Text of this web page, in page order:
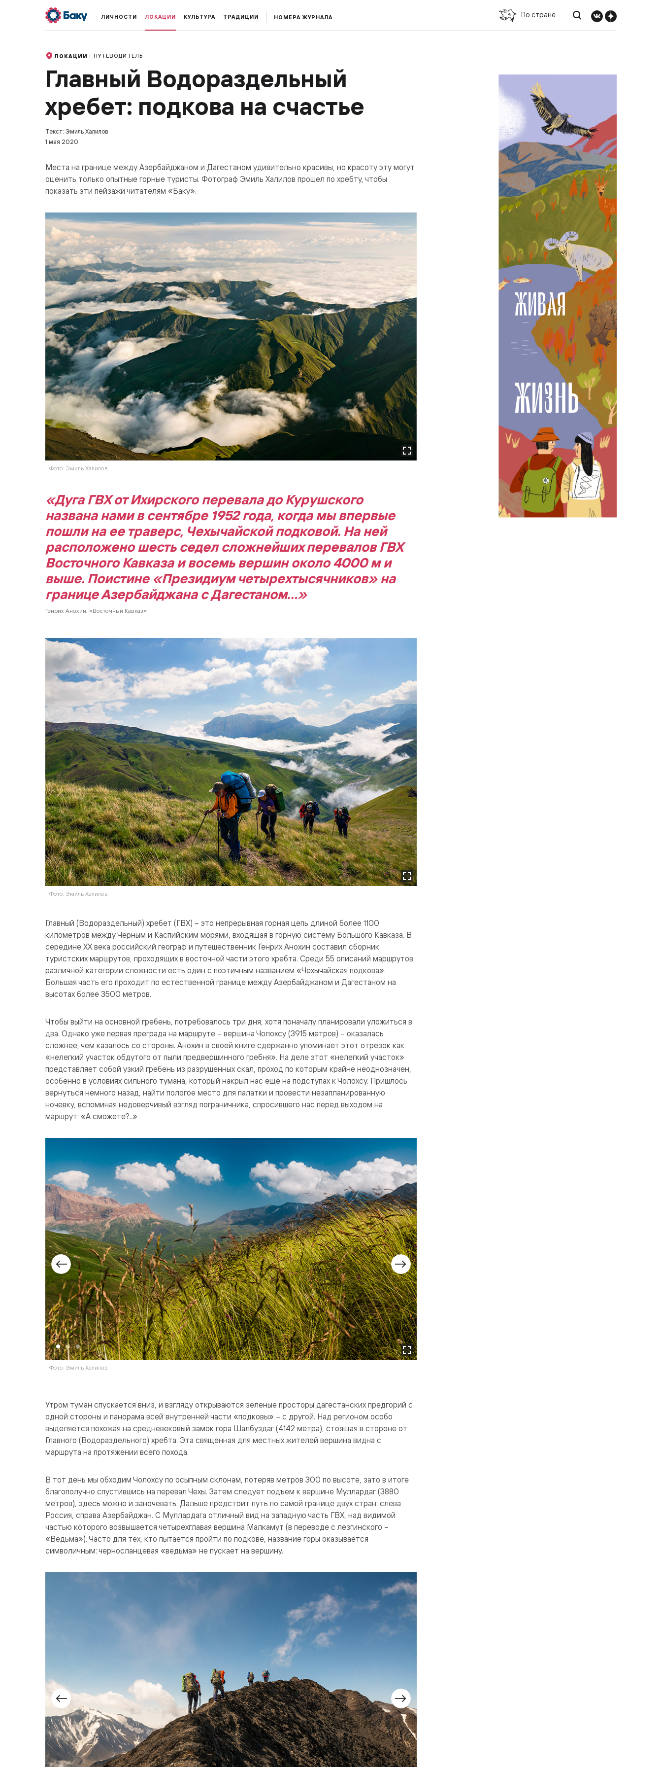
ЛИЧНОСТИ ЛОКАЦИИ КУЛЬТУРА ТРАДИЦИИ НОМЕРА ЖУРНАЛА По стране
ЛОКАЦИИ ПУТЕВОДИТЕЛЬ
Главный Водораздельный
хребет: подкова на счастье
Текст: Эмиль Халилов
1 мая 2020
Места на границе между Азербайджаном и Дагестаном удивительно красивы, но красоту эту могут
оценить только опытные горные туристы. Фотограф Эмиль Халилов прошел по хребту, чтобы
показать эти пейзажи читателям «Баку».
Фото: Эмиль Халилов
«Дуга ГВХ от Ихирского перевала до Курушского
названа нами в сентябре 1952 года, когда мы впервые
пошли на ее траверс, Чехычайской подковой. На ней
расположено шесть седел сложнейших перевалов ГВХ
Восточного Кавказа и восемь вершин около 4000 м и
выше. Поистине «Президиум четырехтысячников» на
границе Азербайджана с Дагестаном…»
Генрих Анохин, «Восточный Кавказ»
Фото: Эмиль Халилов
Главный (Водораздельный) хребет (ГВХ) – это непрерывная горная цепь длиной более 1100
километров между Черным и Каспийским морями, входящая в горную систему Большого Кавказа. В
середине ХХ века российский географ и путешественник Генрих Анохин составил сборник
туристских маршрутов, проходящих в восточной части этого хребта. Среди 55 описаний маршрутов
различной категории сложности есть один с поэтичным названием «Чехычайская подкова».
Большая часть его проходит по естественной границе между Азербайджаном и Дагестаном на
высотах более 3500 метров.
Чтобы выйти на основной гребень, потребовалось три дня, хотя поначалу планировали уложиться в
два. Однако уже первая преграда на маршруте – вершина Чолохсу (3915 метров) – оказалась
сложнее, чем казалось со стороны. Анохин в своей книге сдержанно упоминает этот отрезок как
«нелегкий участок обдутого от пыли предвершинного гребня». На деле этот «нелегкий участок»
представляет собой узкий гребень из разрушенных скал, проход по которым крайне неоднозначен,
особенно в условиях сильного тумана, который накрыл нас еще на подступах к Чолохсу. Пришлось
вернуться немного назад, найти пологое место для палатки и провести незапланированную
ночевку, вспоминая недоверчивый взгляд пограничника, спросившего нас перед выходом на
маршрут: «А сможете?..»
Фото: Эмиль Халилов
Утром туман спускается вниз, и взгляду открываются зеленые просторы дагестанских предгорий с
одной стороны и панорама всей внутренней части «подковы» – с другой. Над регионом особо
выделяется похожая на средневековый замок гора Шалбуздаг (4142 метра), стоящая в стороне от
Главного (Водораздельного) хребта. Эта священная для местных жителей вершина видна с
маршрута на протяжении всего похода.
В тот день мы обходим Чолохсу по осыпным склонам, потеряв метров 300 по высоте, зато в итоге
благополучно спустившись на перевал Чехы. Затем следует подъем к вершине Муллардаг (3880
метров), здесь можно и заночевать. Дальше предстоит путь по самой границе двух стран: слева
Россия, справа Азербайджан. С Муллардага отличный вид на западную часть ГВХ, над видимой
частью которого возвышается четырехглавая вершина Малкамут (в переводе с лезгинского –
«Ведьма»). Часто для тех, кто пытается пройти по подкове, название горы оказывается
символичным: черносланцевая «ведьма» не пускает на вершину.